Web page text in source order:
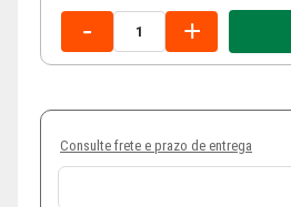
- +
Consulte frete e prazo de entrega